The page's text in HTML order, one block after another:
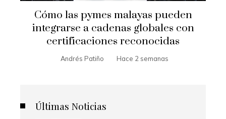
Cómo las pymes malayas pueden
integrarse a cadenas globales con
certificaciones reconocidas
Andrés Patiño Hace 2 semanas
Últimas Noticias